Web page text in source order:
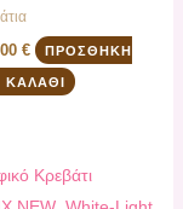
€ ΠΡΟΣΘΉΚΗ
ΚΑΛΆΘΙ